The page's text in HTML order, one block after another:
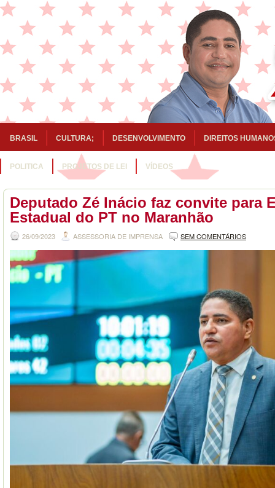
BRASIL CULTURA; DESENVOLVIMENTO DIREITOS
POLITICA PROJETOS DE LEI VÍDEOS
Deputado Zé Inácio faz convite para
Estadual do PT no Maranhão
26/09/2023 ASSESSORIA DE IMPRENSA SEM COMENTÁRIOS